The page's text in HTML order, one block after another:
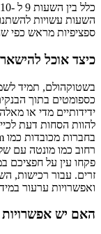
השעות עשויות
ספציפיות מראש כפי
כיצד אוכל
בשטוקהולם, תמיד
כספומטים בתוך
ידידותיים מדי או
להוות הסחות דעת
רחוב כמו מונטה עם
פקחו עין על חפציכם
זרים. עבור רכישות,
ואפשרויות ערעור
האם יש אפשרויות